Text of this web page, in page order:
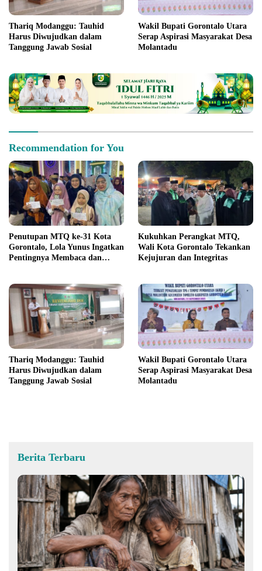
Thariq Modanggu: Tauhid
Harus Diwujudkan dalam
Tanggung Jawab Sosial
Wakil Bupati Gorontalo Utara
Serap Aspirasi Masyarakat Desa
Molantadu
Recommendation for You
Penutupan MTQ ke-31 Kota
Gorontalo, Lola Yunus Ingatkan
Pentingnya Membaca dan
Kukuhkan Perangkat MTQ,
Wali Kota Gorontalo Tekankan
Kejujuran dan Integritas
Thariq Modanggu: Tauhid
Harus Diwujudkan dalam
Tanggung Jawab Sosial
Wakil Bupati Gorontalo Utara
Serap Aspirasi Masyarakat Desa
Molantadu
Berita Terbaru